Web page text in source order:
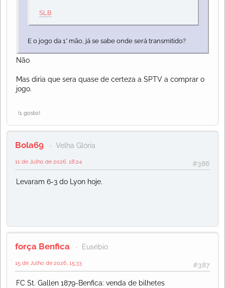
SLB
E o jogo da 1° mão, já se sabe onde será transmitido?
Não
Mas diria que sera quase de certeza a SPTV a comprar o
jogo.
(1 gosto)
Bola69 Velha Glória
#386
11 de Julho de 2026, 18:24
Levaram 6-3 do Lyon hoje.
força Benfica Eusébio
#387
15 de Julho de 2026, 15:33
FC St. Gallen 1879-Benfica: venda de bilhetes